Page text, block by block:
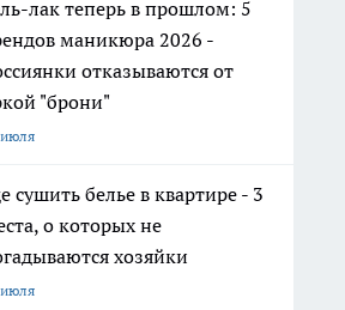
лак теперь в прошлом: 5
маникюра 2026 -
отказываются от
"брони"
июля
сушить белье в квартире - 3
о которых не
хозяйки
июля